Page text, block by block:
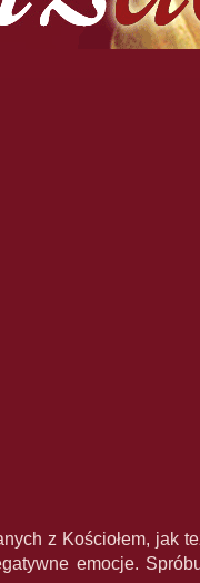
z Kościołem, jak
emocje.